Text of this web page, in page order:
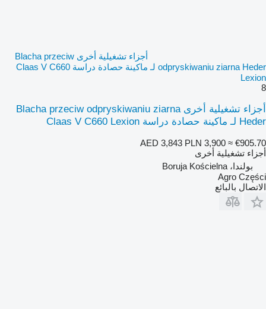
أجزاء تشغيلية أخرى Blacha przeciw
odpryskiwaniu ziarna Heder لـ ماكينة حصادة دراسة Claas V C660
Lexion
8
أجزاء تشغيلية أخرى Blacha przeciw odpryskiwaniu ziarna
Heder لـ ماكينة حصادة دراسة Claas V C660 Lexion
AED 3,843 PLN 3,900 ≈ €905.70
أجزاء تشغيلية أخرى
بولندا، Boruja Kościelna
Agro Części
الاتصال بالبائع